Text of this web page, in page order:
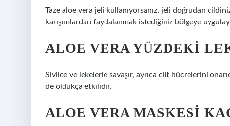
Taze aloe vera jeli kullanıyorsanız, jeli doğrudan
karışımlardan faydalanmak istediğiniz bölgeye
ALOE VERA YÜZDEKI
Sivilce ve lekelerle savaşır, ayrıca cilt hücrelerini
de oldukça etkilidir.
ALOE VERA MASKESI